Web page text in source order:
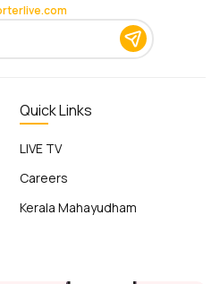
Quick Links
LIVE TV
Careers
Kerala Mahayudham